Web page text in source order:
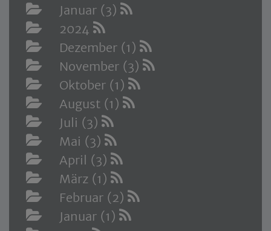
Januar (3)
2024
Dezember (1)
November (3)
Oktober (1)
August (1)
Juli (3)
Mai (3)
April (3)
März (1)
Februar (2)
Januar (1)